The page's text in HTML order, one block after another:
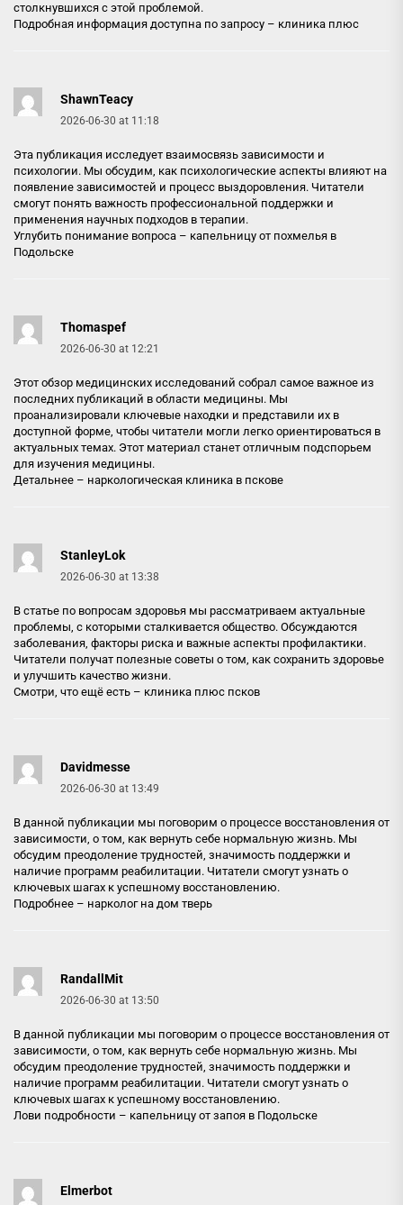
столкнувшихся с этой проблемой.
Подробная информация доступна по запросу – клиника плюс
ShawnTeacy
2026-06-30 at 11:18
Эта публикация исследует взаимосвязь зависимости и
психологии. Мы обсудим, как психологические аспекты влияют на
появление зависимостей и процесс выздоровления. Читатели
смогут понять важность профессиональной поддержки и
применения научных подходов в терапии.
Углубить понимание вопроса – капельницу от похмелья в
Подольске
Thomaspef
2026-06-30 at 12:21
Этот обзор медицинских исследований собрал самое важное из
последних публикаций в области медицины. Мы
проанализировали ключевые находки и представили их в
доступной форме, чтобы читатели могли легко ориентироваться в
актуальных темах. Этот материал станет отличным подспорьем
для изучения медицины.
Детальнее – наркологическая клиника в пскове
StanleyLok
2026-06-30 at 13:38
В статье по вопросам здоровья мы рассматриваем актуальные
проблемы, с которыми сталкивается общество. Обсуждаются
заболевания, факторы риска и важные аспекты профилактики.
Читатели получат полезные советы о том, как сохранить здоровье
и улучшить качество жизни.
Смотри, что ещё есть – клиника плюс псков
Davidmesse
2026-06-30 at 13:49
В данной публикации мы поговорим о процессе восстановления от
зависимости, о том, как вернуть себе нормальную жизнь. Мы
обсудим преодоление трудностей, значимость поддержки и
наличие программ реабилитации. Читатели смогут узнать о
ключевых шагах к успешному восстановлению.
Подробнее – нарколог на дом тверь
RandallMit
2026-06-30 at 13:50
В данной публикации мы поговорим о процессе восстановления от
зависимости, о том, как вернуть себе нормальную жизнь. Мы
обсудим преодоление трудностей, значимость поддержки и
наличие программ реабилитации. Читатели смогут узнать о
ключевых шагах к успешному восстановлению.
Лови подробности – капельницу от запоя в Подольске
Elmerbot